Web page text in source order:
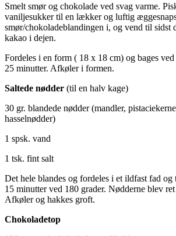
Smelt smør og chokolade ved svag varme.
vaniljesukker til en lækker og luftig
smør/chokoladeblandingen i, og vend til sidst
kakao i dejen.
Fordeles i en form ( 18 x 18 cm) og bages
25 minutter. Afkøler i formen.
Saltede nødder (til en halv kage)
30 gr. blandede nødder (mandler,
hasselnødder)
1 spsk. vand
1 tsk. fint salt
Det hele blandes og fordeles i et ildfast fad og
15 minutter ved 180 grader. Nødderne blev
Afkøler og hakkes groft.
Chokoladetop